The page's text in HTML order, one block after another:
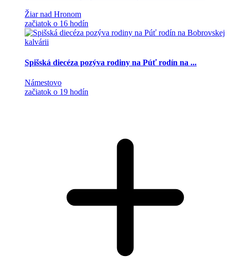
Žiar nad Hronom
začiatok o 16 hodín
Spišská diecéza pozýva rodiny na Púť rodín na ...
Námestovo
začiatok o 19 hodín